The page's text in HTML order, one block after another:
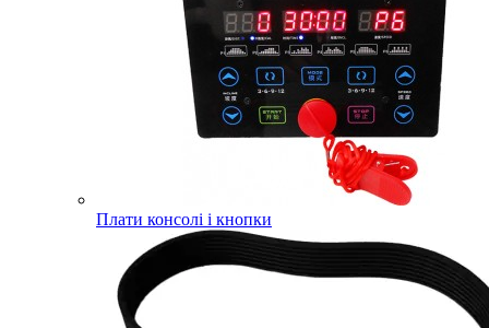
Плати консолі і кнопки